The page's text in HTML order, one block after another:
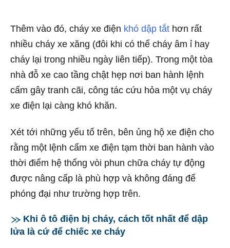
Thêm vào đó, cháy xe điện khó dập tắt hơn rất
nhiều cháy xe xăng (đôi khi có thể cháy âm ỉ hay
cháy lại trong nhiều ngày liên tiếp). Trong một tòa
nhà đỗ xe cao tầng chật hẹp nơi ban hành lệnh
cấm gây tranh cãi, công tác cứu hỏa một vụ cháy
xe điện lại càng khó khăn.
Xét tới những yếu tố trên, bên ủng hộ xe điện cho
rằng một lệnh cấm xe điện tạm thời ban hành vào
thời điểm hệ thống vòi phun chữa cháy tự động
được nâng cấp là phù hợp và không đáng để
phóng đại như trường hợp trên.
Khi ô tô điện bị cháy, cách tốt nhất để dập
lửa là cứ để chiếc xe cháy